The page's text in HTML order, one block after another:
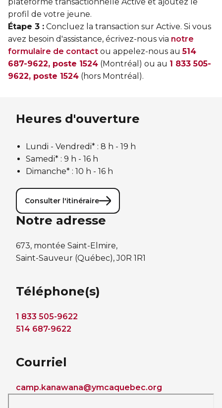
profil de votre jeune.
Étape 3 : Concluez la transaction sur Active. Si vous
avez besoin d'assistance, écrivez-nous via notre
formulaire de contact ou appelez-nous au514
687-9622, poste 1524 (Montréal) ou au 1 833 505-
9622, poste 1524 (hors Montréal).
Heures d'ouverture
Lundi - Vendredi* : 8 h - 19 h
Samedi* : 9 h - 16 h
Dimanche* : 10 h - 16 h
Consulter l'itinéraire
Notre adresse
673, montée Saint-Elmire,
Saint-Sauveur (Québec), J0R 1R1
Téléphone(s)
1 833 505-9622
514 687-9622
Courriel
camp.kanawana@ymcaquebec.org